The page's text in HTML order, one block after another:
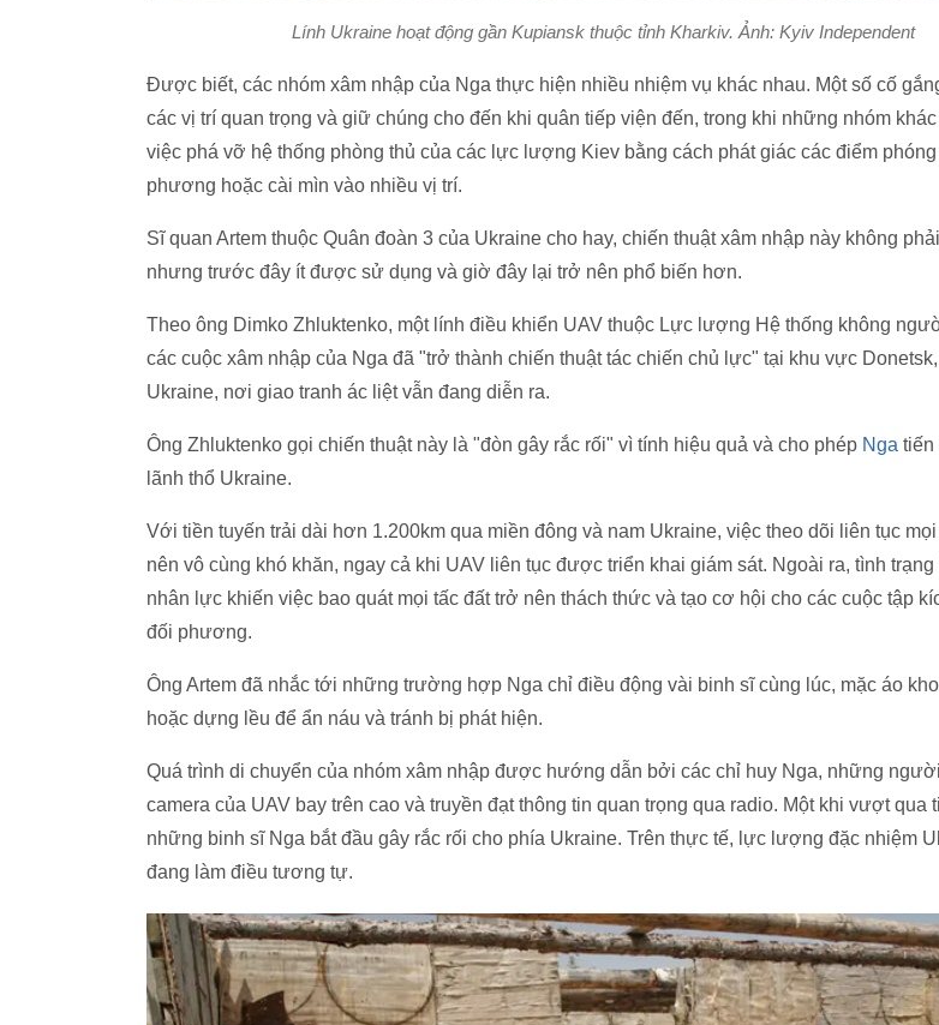
Lính Ukraine hoạt động gần Kupiansk thuộc tỉnh Kharkiv. Ảnh: Kyiv Independent
Được biết, các nhóm xâm nhập của Nga thực hiện nhiều nhiệm vụ khác nhau. Một số cố
các vị trí quan trọng và giữ chúng cho đến khi quân tiếp viện đến, trong khi những nhóm
việc phá vỡ hệ thống phòng thủ của các lực lượng Kiev bằng cách phát giác các điểm
phương hoặc cài mìn vào nhiều vị trí.
Sĩ quan Artem thuộc Quân đoàn 3 của Ukraine cho hay, chiến thuật xâm nhập này không
nhưng trước đây ít được sử dụng và giờ đây lại trở nên phổ biến hơn.
Theo ông Dimko Zhluktenko, một lính điều khiển UAV thuộc Lực lượng Hệ thống không
các cuộc xâm nhập của Nga đã "trở thành chiến thuật tác chiến chủ lực" tại khu vực
Ukraine, nơi giao tranh ác liệt vẫn đang diễn ra.
Ông Zhluktenko gọi chiến thuật này là "đòn gây rắc rối" vì tính hiệu quả và cho phép Nga tiến
lãnh thổ Ukraine.
Với tiền tuyến trải dài hơn 1.200km qua miền đông và nam Ukraine, việc theo dõi liên tục
nên vô cùng khó khăn, ngay cả khi UAV liên tục được triển khai giám sát. Ngoài ra, tình trạng
nhân lực khiến việc bao quát mọi tấc đất trở nên thách thức và tạo cơ hội cho các cuộc tập
đối phương.
Ông Artem đã nhắc tới những trường hợp Nga chỉ điều động vài binh sĩ cùng lúc, mặc áo
hoặc dựng lều để ẩn náu và tránh bị phát hiện.
Quá trình di chuyển của nhóm xâm nhập được hướng dẫn bởi các chỉ huy Nga, những
camera của UAV bay trên cao và truyền đạt thông tin quan trọng qua radio. Một khi vượt qua
những binh sĩ Nga bắt đầu gây rắc rối cho phía Ukraine. Trên thực tế, lực lượng đặc nhiệm
đang làm điều tương tự.